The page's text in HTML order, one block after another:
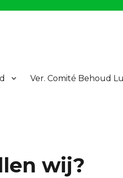
Ver. Comité Behoud
wij?